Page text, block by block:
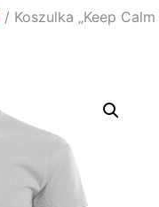
/ Koszulka „Keep Calm